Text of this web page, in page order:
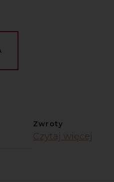
Zwroty
Czytaj więcej